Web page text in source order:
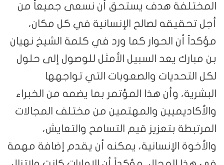
المختلفة هدف يستحق أن نسعى جميعاً من
أجل تحقيقه لصالح الإنسانية في كل مكان،
مؤكداً أن الحوار كما ورد في كلمة الشيخ نهيان
بن مبارك يعد السبيل الأمثل للوصول إلى حلول
لكل التحديات والصعوبات التي تواجهها
البشرية، وأن هذا المؤتمر بما يضمه من الخبراء
والأكاديميين والمهتمين من مختلف المجالات
المرتبطة بتعزيز قيم التسامح والتعايش،
والأخوة الإنسانية، يمكنه أن يقدم إضافة مهمة